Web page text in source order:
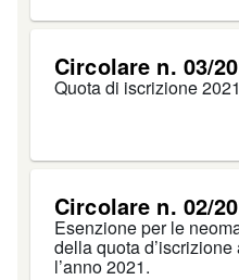
Circolare n. 03/
Quota di iscrizione
Circolare n. 02/
Esenzione per le
della quota
l’anno 2021.